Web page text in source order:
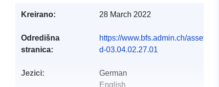
Kreirano: 28 March 2022
Odredišna
stranica:
https://www.bfs.admin.ch/asset/
d-03.04.02.27.01
Jezici:
German
English